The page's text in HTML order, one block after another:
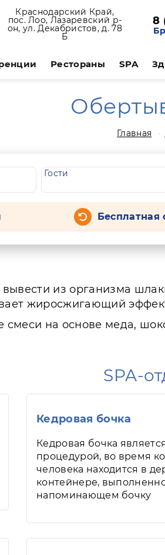
Краснодарский Край,
пос. Лоо, Лазаревский р-
он, ул. Декабристов, д. 78
Б
8
Рестораны SPA
Главная
Гости
Бесплатная
из организма
жиросжигающий
на основе меда,
SPA-
Кедровая бочка
Кедровая бочка
процедурой, во время
человека находится в
контейнере,
напоминающем бочку